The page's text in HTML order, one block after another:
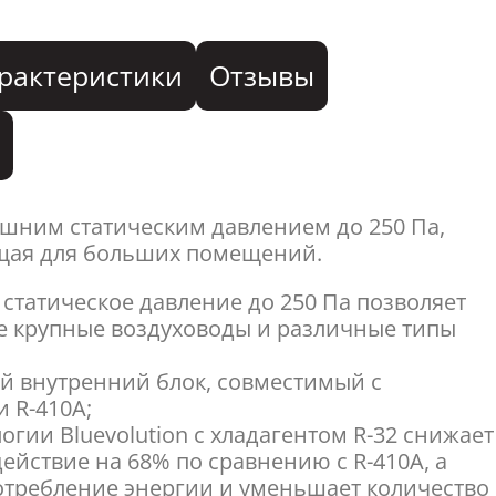
Отзывы
статическим давлением до 250 Па,
для больших помещений.
давление до 250 Па позволяет
крупные воздуховоды и различные типы
внутренний блок, совместимый с
R-410A;
Bluevolution с хладагентом R-32 снижает
на 68% по сравнению с R-410A, а
энергии и уменьшает количество